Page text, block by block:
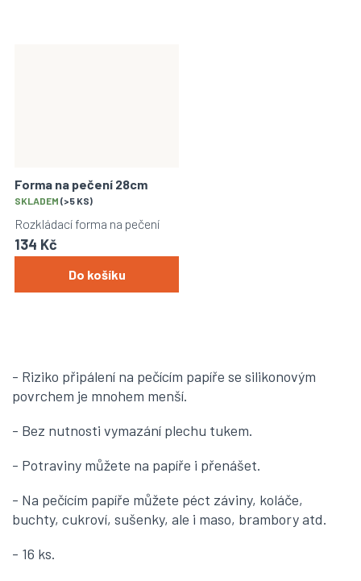
Forma na pečení 28cm
Průměrné
hodnocení
produktu
je
5
SKLADEM (>5 KS)
134 Kč
Do košíku
Rozkládací forma na pečení
- Riziko připálení na pečícím papíře se silikonovým
povrchem je mnohem menší.
- Bez nutnosti vymazání plechu tukem.
- Potraviny můžete na papíře i přenášet.
- Na pečícím papíře můžete péct záviny, koláče,
buchty, cukroví, sušenky, ale i maso, brambory atd.
- 16 ks.